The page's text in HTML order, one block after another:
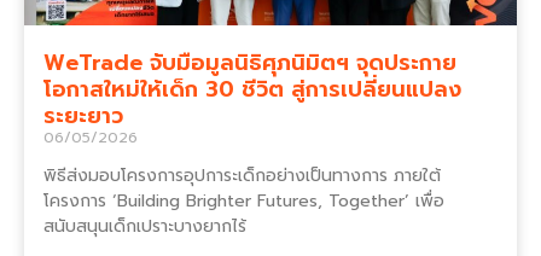
WeTrade จับมือมูลนิธิศุภนิมิตฯ จุดประกาย
โอกาสใหม่ให้เด็ก 30 ชีวิต สู่การเปลี่ยนแปลง
ระยะยาว
06/05/2026
พิธีส่งมอบโครงการอุปการะเด็กอย่างเป็นทางการ ภายใต้
โครงการ ‘Building Brighter Futures, Together’ เพื่อ
สนับสนุนเด็กเปราะบางยากไร้